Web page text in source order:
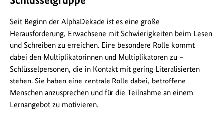
Seit Beginn der AlphaDekade ist es eine große
Herausforderung, Erwachsene mit Schwierigkeiten beim Lesen
und Schreiben zu erreichen. Eine besondere Rolle kommt
dabei den Multiplikatorinnen und Multiplikatoren zu –
Schlüsselpersonen, die in Kontakt mit gering Literalisierten
stehen. Sie haben eine zentrale Rolle dabei, betroffene
Menschen anzusprechen und für die Teilnahme an einem
Lernangebot zu motivieren.